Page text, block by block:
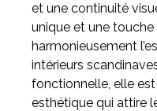
et une continuité
unique et une
harmonieusement
intérieurs
fonctionnelle, elle
esthétique qui attire